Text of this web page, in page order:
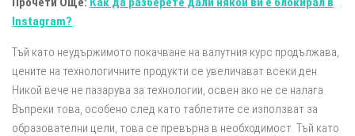
Instagram?
Тъй като неудържимото покачване на валутния курс продължава,
цените на технологичните продукти се увеличават всеки ден.
Никой вече не пазарува за технологии, освен ако не се налага.
Въпреки това, особено след като таблетите се използват за
образователни цели, това се превърна в необходимост. Тъй като